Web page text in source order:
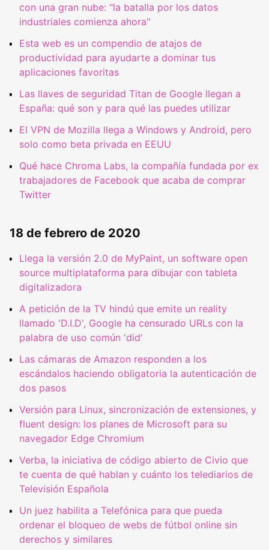
con una gran nube: "la batalla por los datos
industriales comienza ahora"
Esta web es un compendio de atajos de
productividad para ayudarte a dominar tus
aplicaciones favoritas
Las llaves de seguridad Titan de Google llegan a
España: qué son y para qué las puedes utilizar
El VPN de Mozilla llega a Windows y Android, pero
solo como beta privada en EEUU
Qué hace Chroma Labs, la compañía fundada por ex
trabajadores de Facebook que acaba de comprar
Twitter
18 de febrero de 2020
Llega la versión 2.0 de MyPaint, un software open
source multiplataforma para dibujar con tableta
digitalizadora
A petición de la TV hindú que emite un reality
llamado 'D.I.D', Google ha censurado URLs con la
palabra de uso común 'did'
Las cámaras de Amazon responden a los
escándalos haciendo obligatoria la autenticación de
dos pasos
Versión para Linux, sincronización de extensiones, y
fluent design: los planes de Microsoft para su
navegador Edge Chromium
Verba, la iniciativa de código abierto de Civio que
te cuenta de qué hablan y cuánto los telediarios de
Televisión Española
Un juez habilita a Telefónica para que pueda
ordenar el bloqueo de webs de fútbol online sin
derechos y similares